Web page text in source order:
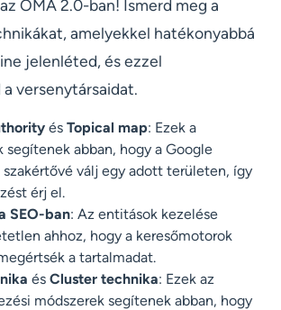
OMA 2.0-ban! Ismerd meg a
amelyekkel hatékonyabbá
jelenléted, és ezzel
versenytársaidat.
ésTopical map: Ezek a
segítenek abban, hogy a Google
szakértővé válj egy adott területen, így
érj el.
SEO-ban: Az entitások kezelése
ahhoz, hogy a keresőmotorok
a tartalmadat.
ésCluster technika: Ezek az
módszerek segítenek abban, hogy